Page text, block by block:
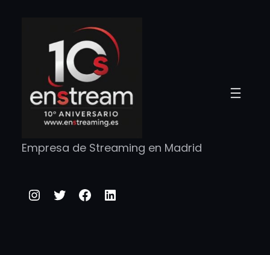
contenido
Empresa de Streaming en Madrid
Instagram
TwitterFacebook
LinkedIn